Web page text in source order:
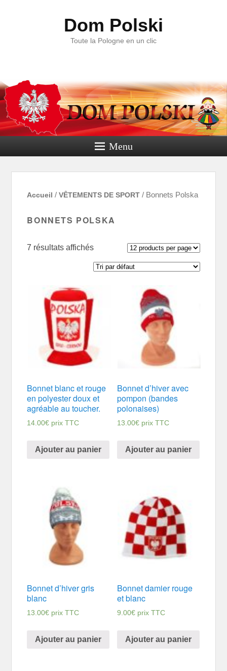
Dom Polski
Toute la Pologne en un clic
Menu
Accueil /VÊTEMENTS DE SPORT / Bonnets Polska
BONNETS POLSKA
7 résultats affichés
Bonnet blanc et rouge
en polyester doux et
agréable au toucher.
14.00€ prix TTC
Ajouter au panier
Bonnet d’hiver avec
pompon (bandes
polonaises)
13.00€ prix TTC
Ajouter au panier
Bonnet d’hiver gris
blanc
13.00€ prix TTC
Ajouter au panier
Bonnet damier rouge
et blanc
9.00€ prix TTC
Ajouter au panier